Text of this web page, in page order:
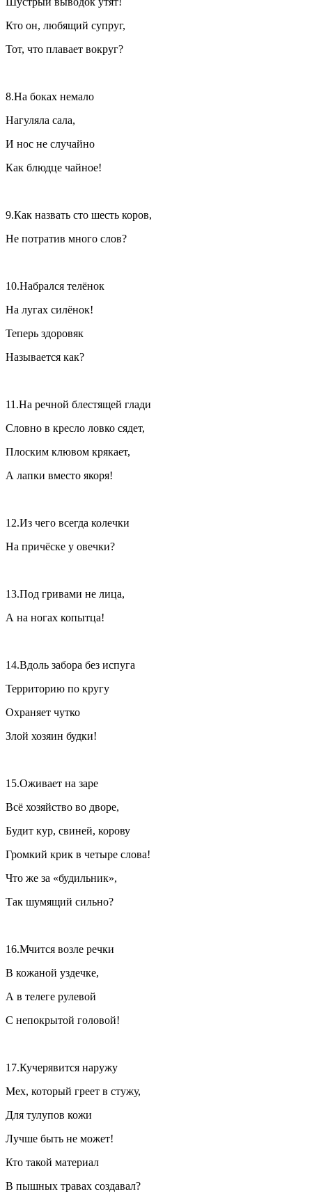
Кто он, любящий супруг,
Тот, что плавает вокруг?
8.На боках немало
Нагуляла сала,
И нос не случайно
Как блюдце чайное!
9.Как назвать сто шесть коров,
Не потратив много слов?
10.Набрался телёнок
На лугах силёнок!
Теперь здоровяк
Называется как?
11.На речной блестящей глади
Словно в кресло ловко сядет,
Плоским клювом крякает,
А лапки вместо якоря!
12.Из чего всегда колечки
На причёске у овечки?
13.Под гривами не лица,
А на ногах копытца!
14.Вдоль забора без испуга
Территорию по кругу
Охраняет чутко
Злой хозяин будки!
15.Оживает на заре
Всё хозяйство во дворе,
Будит кур, свиней, корову
Громкий крик в четыре слова!
Что же за «будильник»,
Так шумящий сильно?
16.Мчится возле речки
В кожаной уздечке,
А в телеге рулевой
С непокрытой головой!
17.Кучерявится наружу
Мех, который греет в стужу,
Для тулупов кожи
Лучше быть не может!
Кто такой материал
В пышных травах создавал?